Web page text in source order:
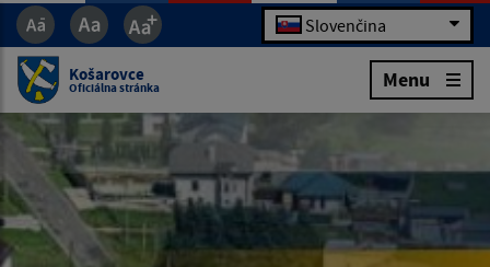
Slovenčina
Košarovce
Oficiálna stránka Menu